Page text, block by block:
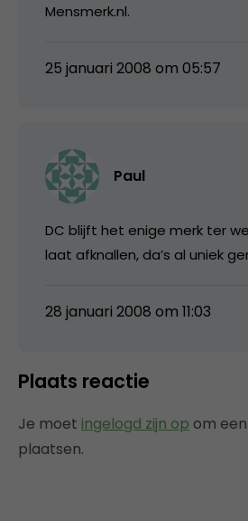
Mensmerk.nl.
25 januari 2008 om 05:57
Paul
DC blijft het enige merk ter
laat afknallen, da’s al uniek
28 januari 2008 om 11:03
Plaats reactie
Je moet ingelogd zijn op om
plaatsen.